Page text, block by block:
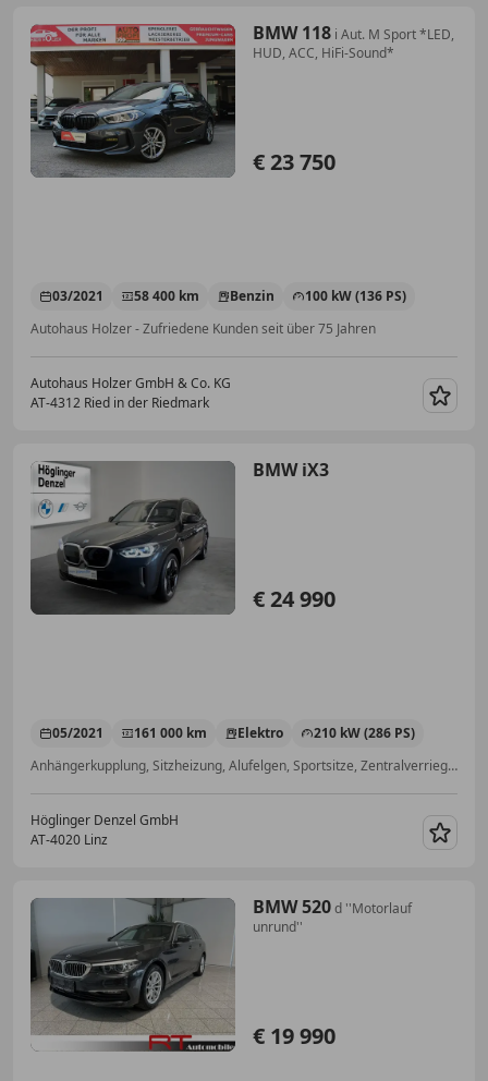
BMW 118 i Aut. M Sport *LED,
HUD, ACC, HiFi-Sound*
€ 23 750
03/2021 58 400 km Benzin
100 kW (136 PS)
Autohaus Holzer - Zufriedene Kunden seit über 75 Jahren
Autohaus Holzer GmbH & Co. KG
AT-4312 Ried in der Riedmark
BMW iX3
€ 24 990
05/2021 161 000 km Elektro
210 kW (286 PS)
Anhängerkupplung, Sitzheizung, Alufelgen, Sportsitze, Zentralverriegelung, Tempomat, Volldigitales Kombiinstrument, Fahrerairbag
Höglinger Denzel GmbH
AT-4020 Linz
BMW 520d ''Motorlauf
unrund''
€ 19 990